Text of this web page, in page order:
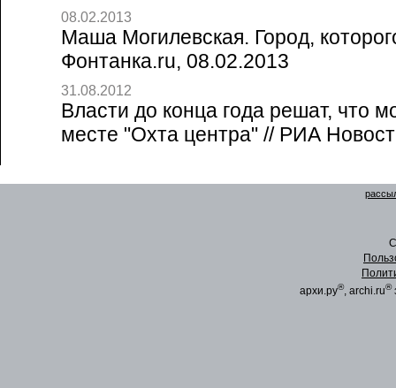
08.02.2013
Маша Могилевская. Город,
Фонтанка.ru, 08.02.2013
31.08.2012
Власти до конца года решат, что
месте "Охта центра" // РИА
архи.ру®, archi.ru®